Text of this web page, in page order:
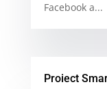
Facebook a...
Proiect